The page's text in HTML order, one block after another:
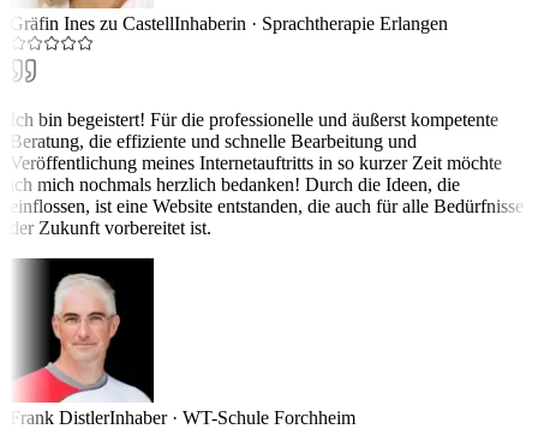
Gräfin Ines zu CastellInhaberin · Sprachtherapie Erlangen
Ich bin begeistert! Für die professionelle und äußerst kompetente
Beratung, die effiziente und schnelle Bearbeitung und
Veröffentlichung meines Internetauftritts in so kurzer Zeit möchte
ich mich nochmals herzlich bedanken! Durch die Ideen, die
einflossen, ist eine Website entstanden, die auch für alle Bedürfnisse
der Zukunft vorbereitet ist.
Frank DistlerInhaber· WT-Schule Forchheim